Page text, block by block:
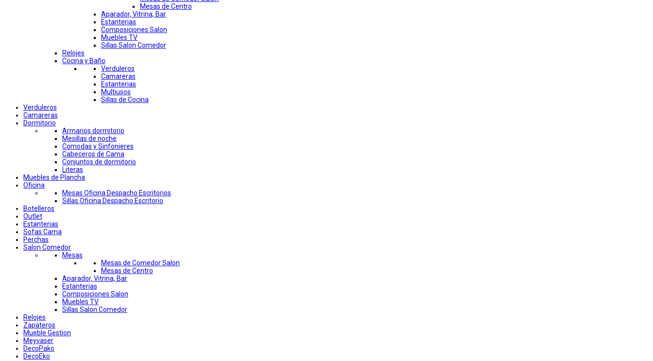
Mesas de Centro
Aparador, Vitrina, Bar
Estanterias
Composiciones Salon
Muebles TV
Sillas Salon Comedor
Relojes
Cocina y Baño
Verduleros
Camareras
Estanterias
Multiusos
Sillas de Cocina
Verduleros
Camareras
Dormitorio
Armarios dormitorio
Mesillas de noche
Comodas y Sinfonieres
Cabeceros de Cama
Conjuntos de dormitorio
Literas
Muebles de Plancha
Oficina
Mesas Oficina Despacho Escritorios
Sillas Oficina Despacho Escritorio
Botelleros
Outlet
Estanterias
Sofas Cama
Perchas
Salon Comedor
Mesas
Mesas de Comedor Salon
Mesas de Centro
Aparador, Vitrina, Bar
Estanterias
Composiciones Salon
Muebles TV
Sillas Salon Comedor
Relojes
Zapateros
Mueble Gestion
Meyvaser
DecoPako
DecoEko